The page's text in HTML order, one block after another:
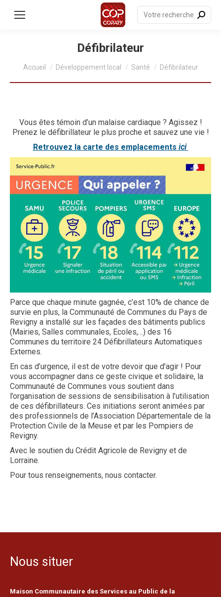
principal
Recherche
:
Défibrilateur
Accueil Développement local Santé Défibrilateur
Vous êtes témoin d’un malaise cardiaque ? Agissez !
Prenez le défibrillateur le plus proche et sauvez une vie !
Retrouvez la carte des emplacements ici
Parce que chaque minute gagnée, c’est 10% de chance de
survie en plus, la Communauté de Communes du Pays de
Revigny a installé sur les façades des bâtiments publics
(Mairies, Salles communales, Ecoles,…) des 16
Communes du territoire 24 Défibrillateurs Automatiques
Externes.
En cas d’urgence, il est de votre devoir que d’agir ! Pour
vous accompagner dans ce geste civique et solidaire, la
Communauté de Communes vous soutient dans
l’organisation de sessions de sensibilisation à l’utilisation
de ces défibrillateurs. Ces initiations seront animées par
des professionnels de l’Association Départementale de la
Protection Civile de la Meuse et par les Pompiers de
Revigny.
Avec le soutien du Crédit Agricole de Revigny et de
Lorraine.
Pour tous renseignements, nous contacter.
Nous situer
Maison Communautaire des Services au Public de la